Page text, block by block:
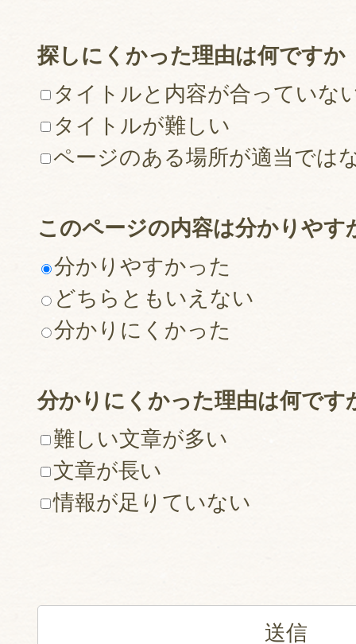
探しにくかった理由は何ですか
タイトルと内容が合っていな
タイトルが難しい
ページのある場所が適当では
このページの内容は分かりやす
分かりやすかった
どちらともいえない
分かりにくかった
分かりにくかった理由は何です
難しい文章が多い
文章が長い
情報が足りていない